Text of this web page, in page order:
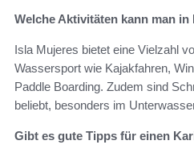
Welche Aktivitäten kann man
Isla Mujeres bietet eine Vielzahl
Wassersport wie Kajakfahren,
Paddle Boarding. Zudem sind
beliebt, besonders im
Gibt es gute Tipps für einen